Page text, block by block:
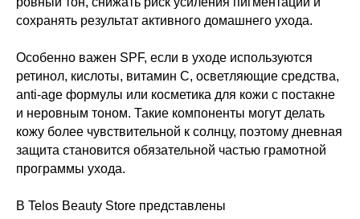
сохранять результат активного домашнего ухода.
Особенно важен SPF, если в уходе используются
ретинол, кислоты, витамин C, осветляющие средства,
anti-age формулы или косметика для кожи с постакне
и неровным тоном. Такие компоненты могут делать
кожу более чувствительной к солнцу, поэтому дневная
защита становится обязательной частью грамотной
программы ухода.
В Telos Beauty Store представлены